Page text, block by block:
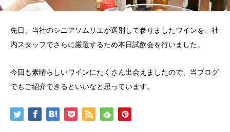
先日、当社のシニアソムリエが選別して参りましたワインを、社
内スタッフでさらに厳選するため本日試飲会を行いました。
今回も素晴らしいワインにたくさん出会えましたので、当ブログ
でもご紹介できるといいなと思っています。